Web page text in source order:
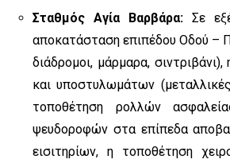
Σταθμός Αγία Βαρβάρα: Σε
αποκατάσταση επιπέδου Οδού –
διάδρομοι, μάρμαρα,
και υποστυλωμάτων
τοποθέτηση ρολλών
ψευδοροφών στα επίπεδα
εισιτηρίων, η τοποθέτηση